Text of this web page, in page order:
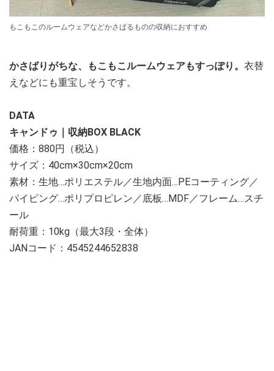
もこもこのルームウェアなどかさばるものの収納におすすめ
かさばりがちな、もこもこルームウェアもすっぽり。 衣替
えなどにも重宝しそうです。
DATA
キャンドゥ｜収納BOX BLACK
価格：880円（税込）
サイズ：40cm×30cm×20cm
素材：生地…ポリエステル／生地内面…PEコーティング／
パイピング…ポリプロピレン／底板…MDF／フレーム…スチ
ール
耐荷重：10kg（最大3段・全体）
JANコード：4545244652838